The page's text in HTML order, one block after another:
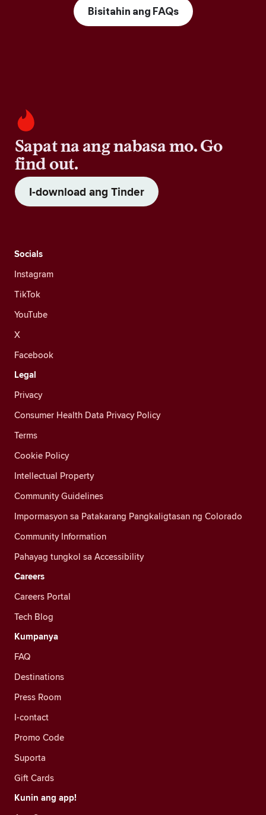
Bisitahin ang FAQs
Sapat na ang nabasa mo. Go
find out.
I-download ang Tinder
Socials
Instagram
TikTok
YouTube
X
Facebook
Legal
Privacy
Consumer Health Data Privacy Policy
Terms
Cookie Policy
Intellectual Property
Community Guidelines
Impormasyon sa Patakarang Pangkaligtasan ng Colorado
Community Information
Pahayag tungkol sa Accessibility
Careers
Careers Portal
Tech Blog
Kumpanya
FAQ
Destinations
Press Room
I-contact
Promo Code
Suporta
Gift Cards
Kunin ang app!